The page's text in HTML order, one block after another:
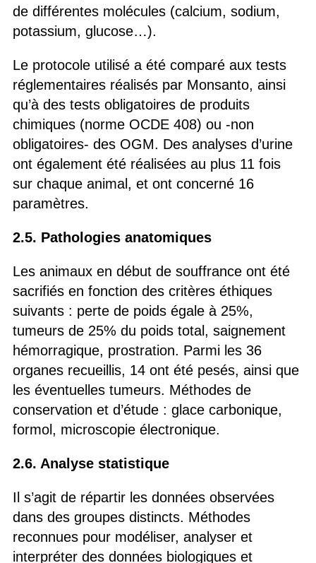
de différentes molécules (calcium, sodium,
potassium, glucose…).
Le protocole utilisé a été comparé aux tests
réglementaires réalisés par Monsanto, ainsi
qu’à des tests obligatoires de produits
chimiques (norme OCDE 408) ou -non
obligatoires- des OGM. Des analyses d’urine
ont également été réalisées au plus 11 fois
sur chaque animal, et ont concerné 16
paramètres.
2.5. Pathologies anatomiques
Les animaux en début de souffrance ont été
sacrifiés en fonction des critères éthiques
suivants : perte de poids égale à 25%,
tumeurs de 25% du poids total, saignement
hémorragique, prostration. Parmi les 36
organes recueillis, 14 ont été pesés, ainsi que
les éventuelles tumeurs. Méthodes de
conservation et d’étude : glace carbonique,
formol, microscopie électronique.
2.6. Analyse statistique
Il s’agit de répartir les données observées
dans des groupes distincts. Méthodes
reconnues pour modéliser, analyser et
interpréter des données biologiques et